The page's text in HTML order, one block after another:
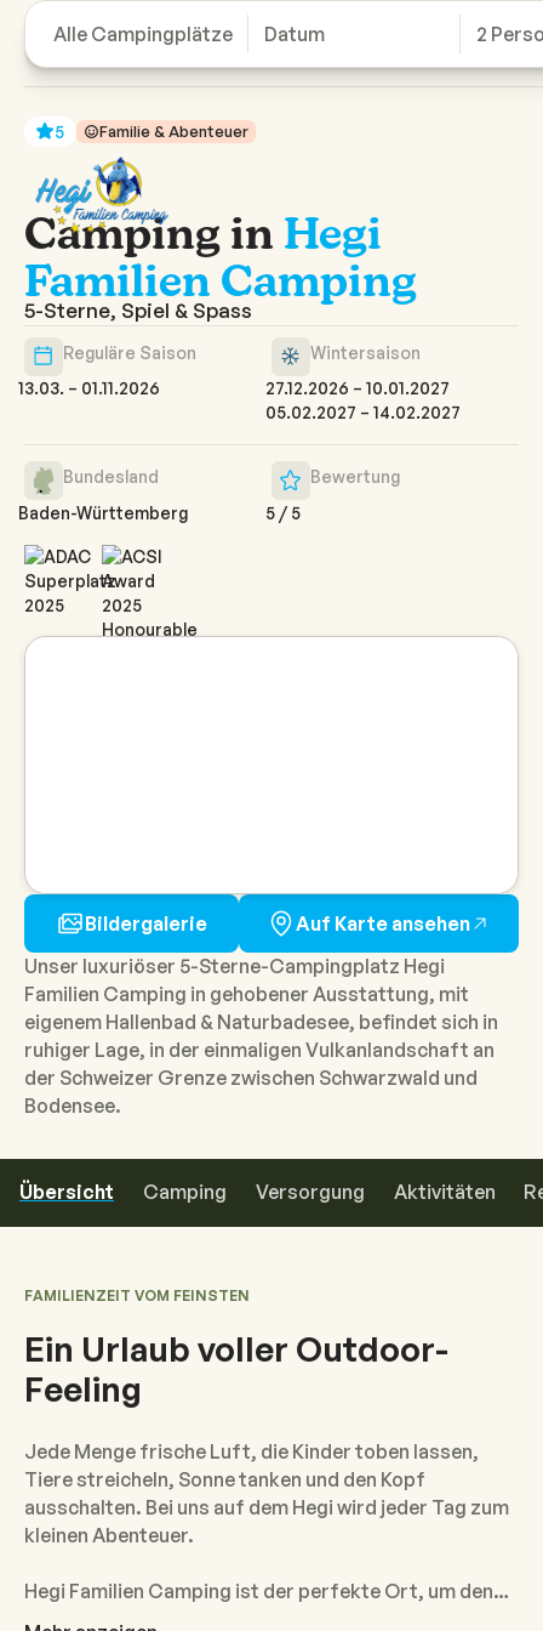
Camp!
Alle Campingplätze Datum 2
5 Familie & Abenteuer
Camping in Hegi
Familien Camping
5-Sterne, Spiel & Spass
Reguläre Saison
13.03. – 01.11.2026
Wintersaison
27.12.2026 – 10.01.2027
05.02.2027 – 14.02.2027
Bundesland
Baden-Württemberg
Bewertung
5 / 5
Unser luxuriöser 5-Sterne-Campingplatz Hegi
Familien Camping in gehobener Ausstattung, mit
eigenem Hallenbad & Naturbadesee, befindet sich in
ruhiger Lage, in der einmaligen Vulkanlandschaft an
der Schweizer Grenze zwischen Schwarzwald und
Bodensee.
Bildergalerie Auf Karte ansehen
Übersicht Camping Versorgung Aktivitäten
FAMILIENZEIT VOM FEINSTEN
Ein Urlaub voller Outdoor-
Feeling
Jede Menge frische Luft, die Kinder toben lassen,
Tiere streicheln, Sonne tanken und den Kopf
ausschalten. Bei uns auf dem Hegi wird jeder Tag zum
kleinen Abenteuer.
Hegi Familien Camping ist der perfekte Ort, um den